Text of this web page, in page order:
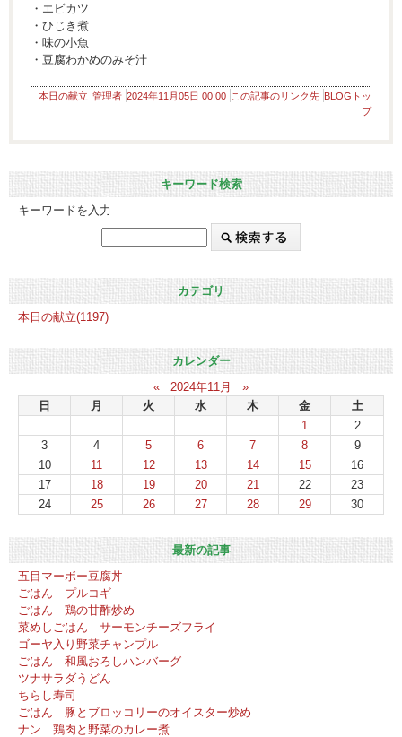
・エビカツ
・ひじき煮
・味の小魚
・豆腐わかめのみそ汁
本日の献立 管理者 2024年11月05日 00:00 この記事のリンク先 BLOGトッ
プ
キーワード検索
キーワードを入力
カテゴリ
本日の献立(1197)
カレンダー
«
2024年11月
»
日
月 火 水 木 金
土
1
2
3
4 5 6 7 8
9
10
11 12 13 14 15
16
17
18 19 20 21 22
23
24
25 26 27 28 29 30
最新の記事
五目マーボー豆腐丼
ごはん プルコギ
ごはん 鶏の甘酢炒め
菜めしごはん サーモンチーズフライ
ゴーヤ入り野菜チャンプル
ごはん 和風おろしハンバーグ
ツナサラダうどん
ちらし寿司
ごはん 豚とブロッコリーのオイスター炒め
ナン 鶏肉と野菜のカレー煮